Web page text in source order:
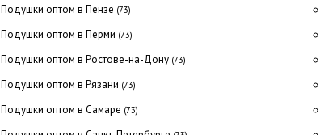
Подушки оптом в Пензе (73)
Подушки оптом в Перми (73)
Подушки оптом в Ростове-на-Дону (73)
Подушки оптом в Рязани (73)
Подушки оптом в Самаре (73)